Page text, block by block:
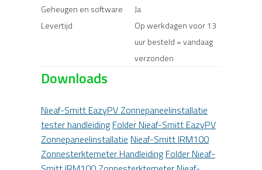
Geheugen en software
Ja
Levertijd
Op werkdagen voor 13
uur besteld = vandaag
verzonden
Downloads
Nieaf-Smitt EazyPV Zonnepaneelinstallatie
tester handleiding Folder Nieaf-Smitt EazyPV
Zonnepaneelinstallatie Nieaf-Smitt IRM100
Zonnesterktemeter Handleiding Folder Nieaf-